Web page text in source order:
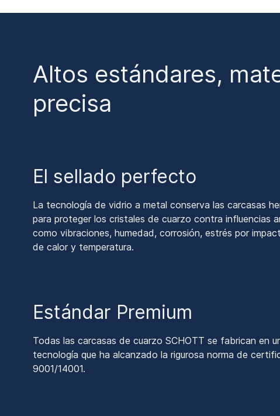
Altos estándares,
precisa
El sellado perfecto
La tecnología de vidrio a metal conserva las carcasas
para proteger los cristales de cuarzo contra influencias
como vibraciones, humedad, corrosión, estrés por
de calor y temperatura.
Estándar Premium
Todas las carcasas de cuarzo SCHOTT se fabrican en
tecnología que ha alcanzado la rigurosa norma de
9001/14001.